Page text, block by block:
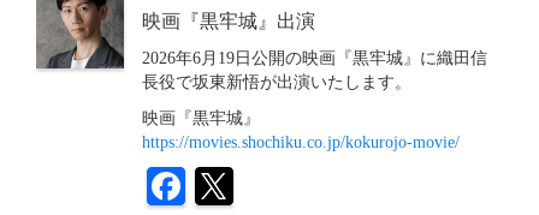
映画『黒牢城』出演
2026年6月19日公開の映画『黒牢城』に織田信
長役で坂東新悟が出演いたします。
映画『黒牢城』
https://movies.shochiku.co.jp/kokurojo-movie/